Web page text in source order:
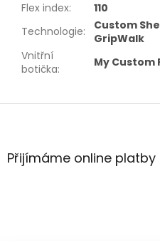
Flex index:
110
Technologie:
Custom
GripWalk
Vnitřní
botička: My Custom
Z
aPřijímáme online platby